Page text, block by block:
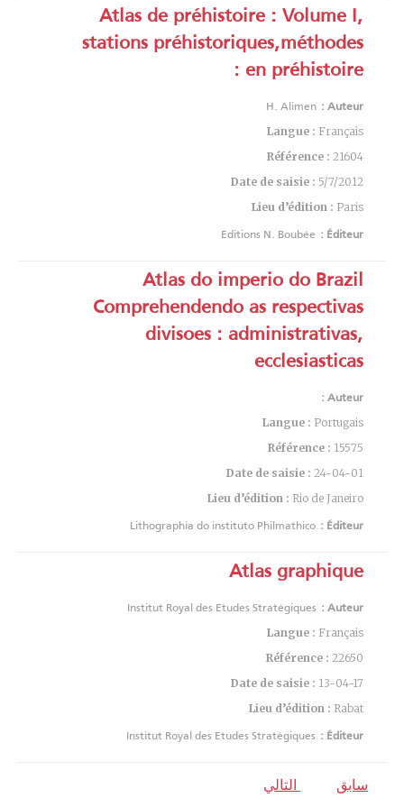
Atlas de préhistoire : Volume I,
stations préhistoriques,méthodes
en préhistoire :
Auteur :
H. Alimen
Langue : Français
Référence : 21604
Date de saisie : 5/7/2012
Lieu d’édition : Paris
Éditeur :
Editions N. Boubée
Atlas do imperio do Brazil
Comprehendendo as respectivas
divisoes : administrativas,
ecclesiasticas
Auteur :
Langue : Portugais
Référence : 15575
Date de saisie : 24-04-01
Lieu d’édition : Rio de Janeiro
Éditeur :
Lithographia do instituto Philmathico
Atlas graphique
Auteur :
Institut Royal des Etudes Stratégiques
Langue : Français
Référence : 22650
Date de saisie : 13-04-17
Lieu d’édition : Rabat
Éditeur :
Institut Royal des Etudes Stratégiques
سابق
التالي